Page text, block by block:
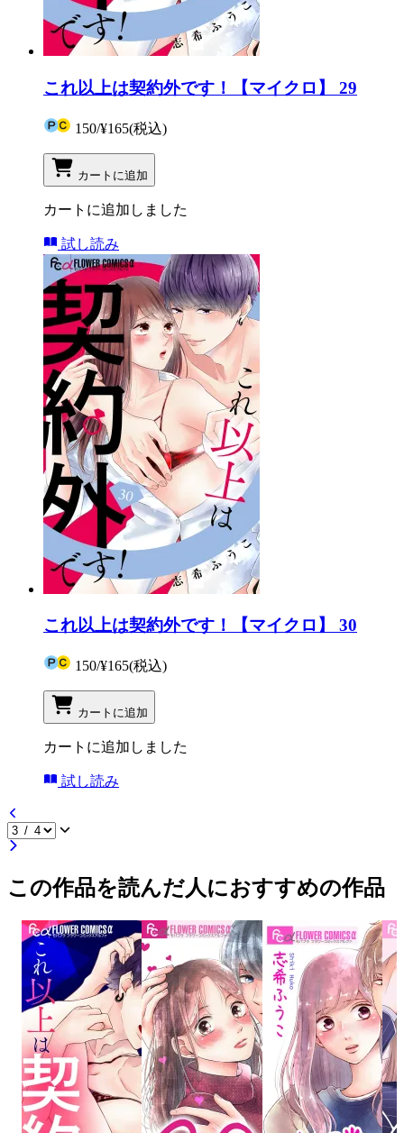
これ以上は契約外です！【マイクロ】 29
150/¥165(税込)
カートに追加
カートに追加しました
試し読み
これ以上は契約外です！【マイクロ】 30
150/¥165(税込)
カートに追加
カートに追加しました
試し読み
この作品を読んだ人におすすめの作品